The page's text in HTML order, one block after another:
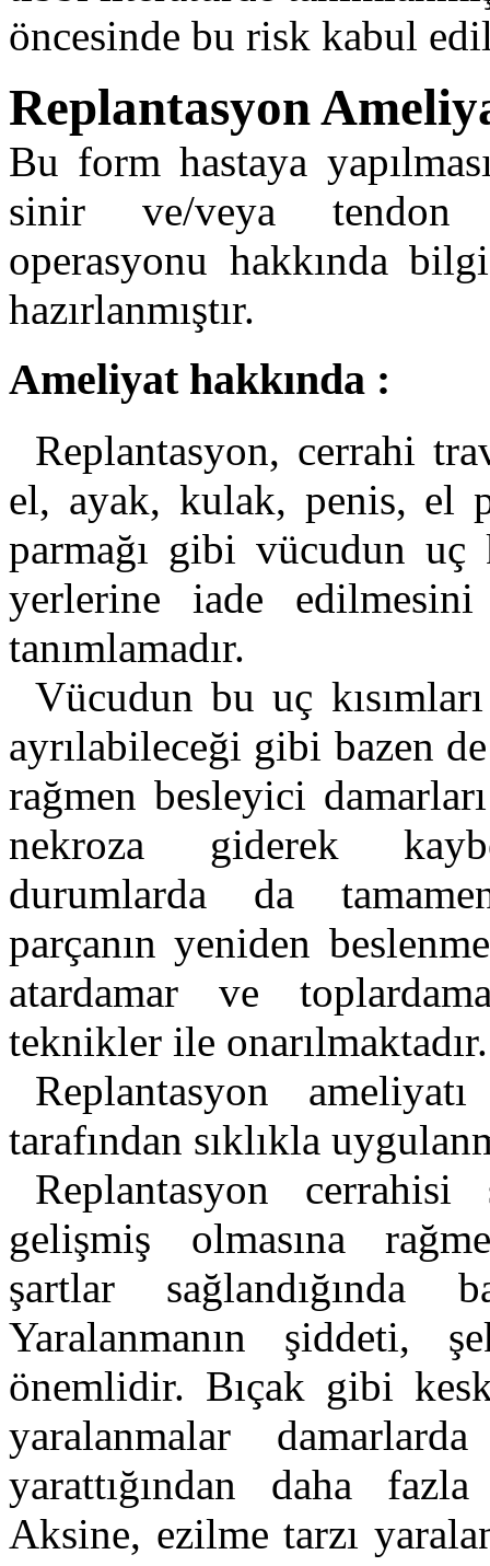
öncesinde bu risk kabul
Replantasyon
Bu form hastaya
sinir ve/veya tendon
operasyonu hakkında
hazırlanmıştır.
Ameliyat hakkında :
Replantasyon, cerrahi
el, ayak, kulak, penis, el
parmağı gibi vücudun uç
yerlerine iade
tanımlamadır.
Vücudun bu uç
ayrılabileceği gibi bazen
rağmen besleyici
nekroza giderek
durumlarda da
parçanın yeniden
atardamar ve
teknikler ile onarılmaktadır.
Replantasyon
tarafından sıklıkla
Replantasyon
gelişmiş olmasına
şartlar sağlandığında
Yaralanmanın şiddeti,
önemlidir. Bıçak gibi
yaralanmalar
yarattığından daha
Aksine, ezilme tarzı